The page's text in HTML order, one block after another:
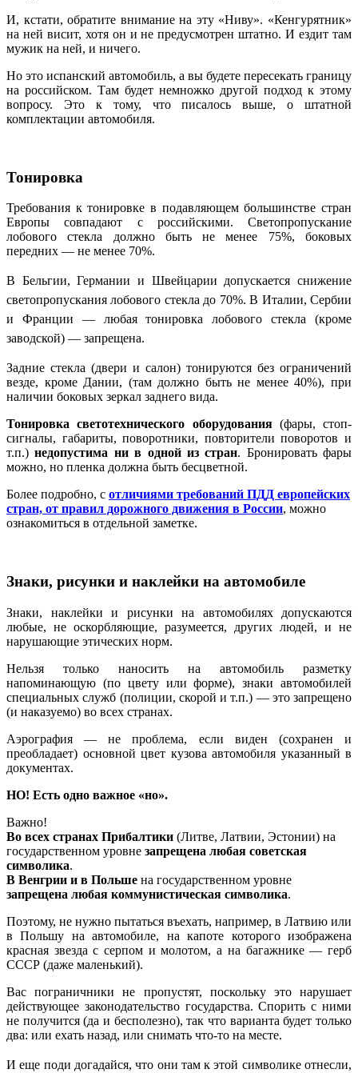
И, кстати, обратите внимание на эту «Ниву». «Кенгурятник»
на ней висит, хотя он и не предусмотрен штатно. И ездит там
мужик на ней, и ничего.
Но это испанский автомобиль, а вы будете пересекать границу
на российском. Там будет немножко другой подход к этому
вопросу. Это к тому, что писалось выше, о штатной
комплектации автомобиля.
Тонировка
Требования к тонировке в подавляющем большинстве стран
Европы совпадают с российскими. Светопропускание
лобового стекла должно быть не менее 75%, боковых
передних — не менее 70%.
В Бельгии, Германии и Швейцарии допускается снижение
светопропускания лобового стекла до 70%. В Италии, Сербии
и Франции — любая тонировка лобового стекла (кроме
заводской) — запрещена.
Задние стекла (двери и салон) тонируются без ограничений
везде, кроме Дании, (там должно быть не менее 40%), при
наличии боковых зеркал заднего вида.
Тонировка светотехнического оборудования(фары, стоп-
сигналы, габариты, поворотники, повторители поворотов и
т.п.)недопустима ни в одной из стран. Бронировать фары
можно, но пленка должна быть бесцветной.
Более подробно, с отличиями требований ПДД европейских
стран, от правил дорожного движения в России, можно
ознакомиться в отдельной заметке.
Знаки, рисунки и наклейки на автомобиле
Знаки, наклейки и рисунки на автомобилях допускаются
любые, не оскорбляющие, разумеется, других людей, и не
нарушающие этических норм.
Нельзя только наносить на автомобиль разметку
напоминающую (по цвету или форме), знаки автомобилей
специальных служб (полиции, скорой и т.п.) — это запрещено
(и наказуемо) во всех странах.
Аэрография — не проблема, если виден (сохранен и
преобладает) основной цвет кузова автомобиля указанный в
документах.
НО! Есть одно важное «но».
Важно!
Во всех странах Прибалтики (Литве, Латвии, Эстонии) на
государственном уровне запрещена любая советская
символика.
В Венгрии и в Польше на государственном уровне
запрещена любая коммунистическая символика.
Поэтому, не нужно пытаться въехать, например, в Латвию или
в Польшу на автомобиле, на капоте которого изображена
красная звезда с серпом и молотом, а на багажнике — герб
СССР (даже маленький).
Вас пограничники не пропустят, поскольку это нарушает
действующее законодательство государства. Спорить с ними
не получится (да и бесполезно), так что варианта будет только
два: или ехать назад, или снимать что-то на месте.
И еще поди догадайся, что они там к этой символике отнесли,